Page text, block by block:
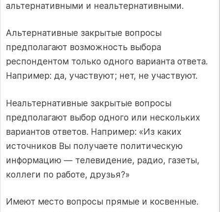
альтернативными и неальтернативными.
Альтернативные закрытые вопросы
предполагают возможность выбора
респондентом только одного варианта ответа.
Например: да, участвуют; нет, не участвуют.
Неальтернативные закрытые вопросы
предполагают выбор одного или нескольких
вариантов ответов. Например: «Из каких
источников Вы получаете политическую
информацию — телевидение, радио, газеты,
коллеги по работе, друзья?»
Имеют место вопросы прямые и косвенные.